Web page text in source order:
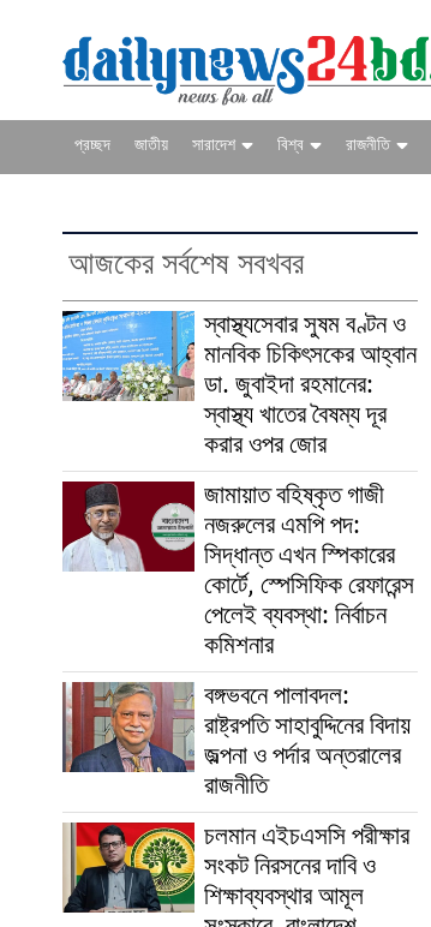
প্রচ্ছদ জাতীয় সারাদেশ বিশ্ব রাজনীতি
আজকের সর্বশেষ সবখবর
স্বাস্থ্যসেবার সুষম বণ্টন ও
মানবিক চিকিৎসকের আহ্বান
ডা. জুবাইদা রহমানের:
স্বাস্থ্য খাতের বৈষম্য দূর
করার ওপর জোর
জামায়াত বহিষ্কৃত গাজী
নজরুলের এমপি পদ:
সিদ্ধান্ত এখন স্পিকারের
কোর্টে, স্পেসিফিক রেফারেন্স
পেলেই ব্যবস্থা: নির্বাচন
কমিশনার
বঙ্গভবনে পালাবদল:
রাষ্ট্রপতি সাহাবুদ্দিনের বিদায়
জল্পনা ও পর্দার অন্তরালের
রাজনীতি
চলমান এইচএসসি পরীক্ষার
সংকট নিরসনের দাবি ও
শিক্ষাব্যবস্থার আমূল